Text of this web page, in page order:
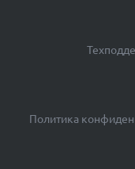
Политика